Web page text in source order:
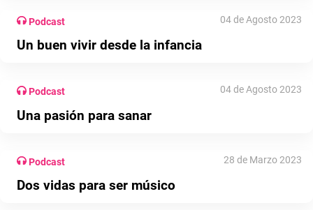
Podcast 04 de Agosto 2023
Un buen vivir desde la infancia
Podcast 04 de Agosto 2023
Una pasión para sanar
Podcast 28 de Marzo 2023
Dos vidas para ser músico